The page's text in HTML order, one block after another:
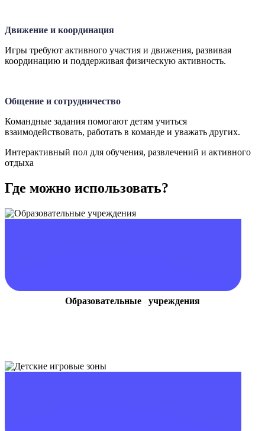
Движение и координация
Игры требуют активного участия и движения, развивая
координацию и поддерживая физическую активность.
Общение и сотрудничество
Командные задания помогают детям учиться
взаимодействовать, работать в команде и уважать других.
Интерактивный пол для обучения, развлечений и активного
отдыха
Где можно использовать?
Образовательные учреждения